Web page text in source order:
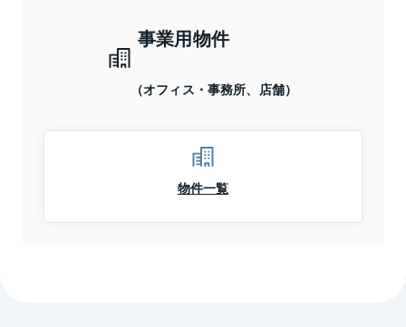
事業用物件
（オフィス・事務所、店舗）
物件一覧